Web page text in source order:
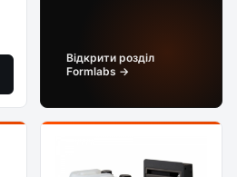
Відкрити розділ
Formlabs →